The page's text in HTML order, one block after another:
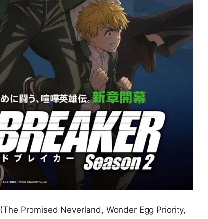
(The Promised Neverland, Wonder Egg Priority,